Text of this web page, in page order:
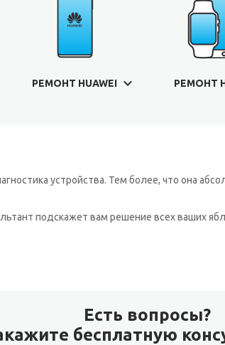
РЕМОНТ HUAWEI РЕМОНТ
устройства. Тем более, что она
подскажет вам решение всех ваших
Есть вопросы?
бесплатную